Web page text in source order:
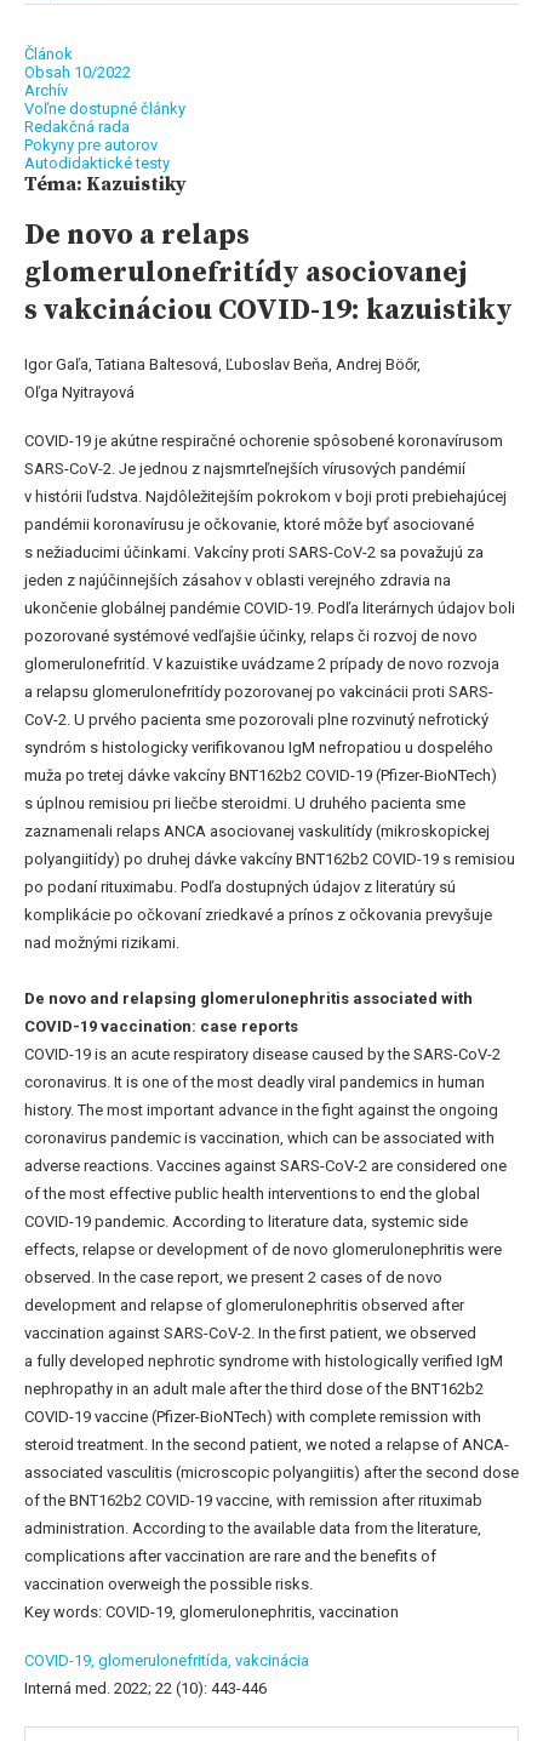
Článok
Obsah 10/2022
Archív
Voľne dostupné články
Redakčná rada
Pokyny pre autorov
Autodidaktické testy
Téma: Kazuistiky
De novo a relaps
glomerulonefritídy asociovanej
s vakcináciou COVID-19: kazuistiky
Igor Gaľa, Tatiana Baltesová, Ľuboslav Beňa, Andrej Böőr,
Oľga Nyitrayová
COVID-19 je akútne respiračné ochorenie spôsobené koronavírusom
SARS-CoV-2. Je jednou z najsmrteľnejších vírusových pandémií
v histórii ľudstva. Najdôležitejším pokrokom v boji proti prebiehajúcej
pandémii koronavírusu je očkovanie, ktoré môže byť asociované
s nežiaducimi účinkami. Vakcíny proti SARS-CoV-2 sa považujú za
jeden z najúčinnejších zásahov v oblasti verejného zdravia na
ukončenie globálnej pandémie COVID-19. Podľa literárnych údajov boli
pozorované systémové vedľajšie účinky, relaps či rozvoj de novo
glomerulonefritíd. V kazuistike uvádzame 2 prípady de novo rozvoja
a relapsu glomerulonefritídy pozorovanej po vakcinácii proti SARS-
CoV-2. U prvého pacienta sme pozorovali plne rozvinutý nefrotický
syndróm s histologicky verifikovanou IgM nefropatiou u dospelého
muža po tretej dávke vakcíny BNT162b2 COVID-19 (Pfizer-BioNTech)
s úplnou remisiou pri liečbe steroidmi. U druhého pacienta sme
zaznamenali relaps ANCA asociovanej vaskulitídy (mikroskopickej
polyangiitídy) po druhej dávke vakcíny BNT162b2 COVID-19 s remisiou
po podaní rituximabu. Podľa dostupných údajov z literatúry sú
komplikácie po očkovaní zriedkavé a prínos z očkovania prevyšuje
nad možnými rizikami.
De novo and relapsing glomerulonephritis associated with
COVID-19 vaccination: case reports
COVID-19 is an acute respiratory disease caused by the SARS-CoV-2
coronavirus. It is one of the most deadly viral pandemics in human
history. The most important advance in the fight against the ongoing
coronavirus pandemic is vaccination, which can be associated with
adverse reactions. Vaccines against SARS-CoV-2 are considered one
of the most effective public health interventions to end the global
COVID-19 pandemic. According to literature data, systemic side
effects, relapse or development of de novo glomerulonephritis were
observed. In the case report, we present 2 cases of de novo
development and relapse of glomerulonephritis observed after
vaccination against SARS-CoV-2. In the first patient, we observed
a fully developed nephrotic syndrome with histologically verified IgM
nephropathy in an adult male after the third dose of the BNT162b2
COVID-19 vaccine (Pfizer-BioNTech) with complete remission with
steroid treatment. In the second patient, we noted a relapse of ANCA-
associated vasculitis (microscopic polyangiitis) after the second dose
of the BNT162b2 COVID-19 vaccine, with remission after rituximab
administration. According to the available data from the literature,
complications after vaccination are rare and the benefits of
vaccination overweigh the possible risks.
Key words: COVID-19, glomerulonephritis, vaccination
COVID-19, glomerulonefritída, vakcinácia
Interná med. 2022; 22 (10): 443-446